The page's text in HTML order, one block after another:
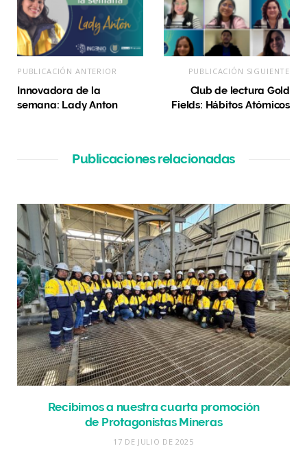
PUBLICACIÓN ANTERIOR
Innovadora de la
semana: Lady Anton
PUBLICACIÓN SIGUIENTE
Club de lectura Gold
Fields: Hábitos Atómicos
Publicaciones relacionadas
Recibimos a nuestra cuarta promoción
de Protagonistas Mineras
17 DE JULIO DE 2025